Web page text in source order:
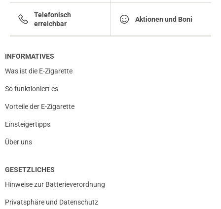
Telefonisch
erreichbar
Aktionen und Boni
INFORMATIVES
Was ist die E-Zigarette
So funktioniert es
Vorteile der E-Zigarette
Einsteigertipps
Über uns
GESETZLICHES
Hinweise zur Batterieverordnung
Privatsphäre und Datenschutz